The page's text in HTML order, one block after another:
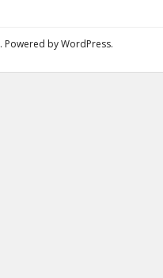
. Powered byWordPress.